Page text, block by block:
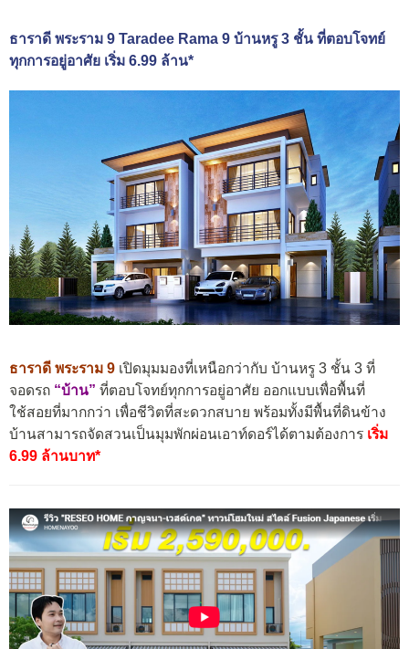
ธาราดี พระราม 9 Taradee Rama 9 บ้านหรู 3 ชั้น ที่ตอบโจทย์
ทุกการอยู่อาศัย เริ่ม 6.99 ล้าน*
ธาราดี พระราม 9 เปิดมุมมองที่เหนือกว่ากับ บ้านหรู 3 ชั้น 3 ที่
จอดรถ “บ้าน” ที่ตอบโจทย์ทุกการอยู่อาศัย ออกแบบเพื่อพื้นที่
ใช้สอยที่มากกว่า เพื่อชีวิตที่สะดวกสบาย พร้อมทั้งมีพื้นที่ดินข้าง
บ้านสามารถจัดสวนเป็นมุมพักผ่อนเอาท์ดอร์ได้ตามต้องการ เริ่ม
6.99 ล้านบาท*